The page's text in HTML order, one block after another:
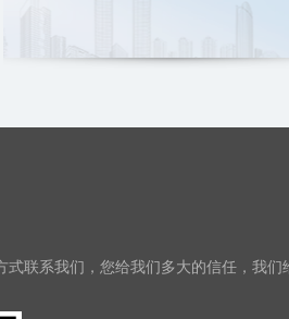
联系我们，您给我们多大的信任，我们